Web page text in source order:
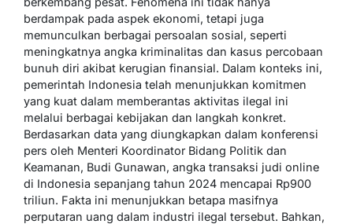
berdampak pada aspek ekonomi, tetapi juga
memunculkan berbagai persoalan sosial, seperti
meningkatnya angka kriminalitas dan kasus percobaan
bunuh diri akibat kerugian finansial. Dalam konteks ini,
pemerintah Indonesia telah menunjukkan komitmen
yang kuat dalam memberantas aktivitas ilegal ini
melalui berbagai kebijakan dan langkah konkret.
Berdasarkan data yang diungkapkan dalam konferensi
pers oleh Menteri Koordinator Bidang Politik dan
Keamanan, Budi Gunawan, angka transaksi judi online
di Indonesia sepanjang tahun 2024 mencapai Rp900
triliun. Fakta ini menunjukkan betapa masifnya
perputaran uang dalam industri ilegal tersebut. Bahkan,